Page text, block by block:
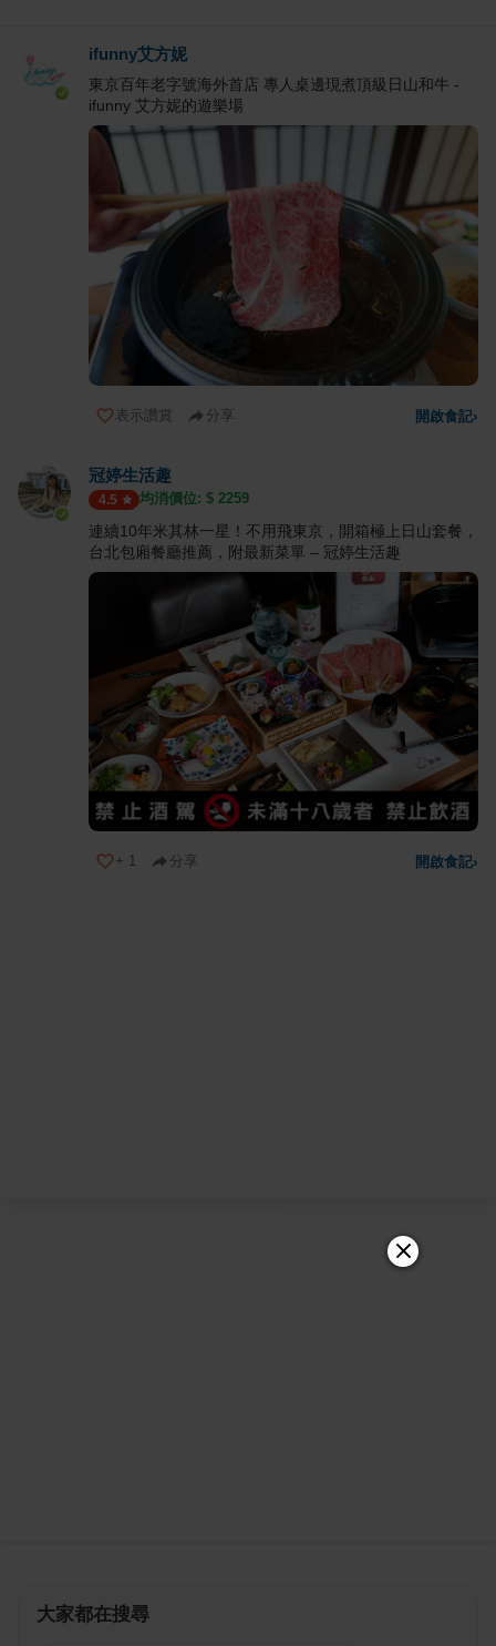
ifunny艾方妮
東京百年老字號海外首店 專人桌邊現煮頂級日山和牛 -
ifunny 艾方妮的遊樂場
表示讚賞 分享 開啟食記›
冠婷生活趣
4.5 均消價位: $ 2259
連續10年米其林一星！不用飛東京，開箱極上日山套餐，
台北包廂餐廳推薦，附最新菜單 – 冠婷生活趣
+ 1 分享 開啟食記›
大家都在搜尋